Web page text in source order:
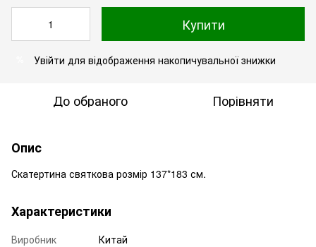
Купити
Увійти для відображення накопичувальної знижки
До обраного Порівняти
Опис
Скатертина святкова розмір 137*183 см.
Характеристики
Виробник Китай